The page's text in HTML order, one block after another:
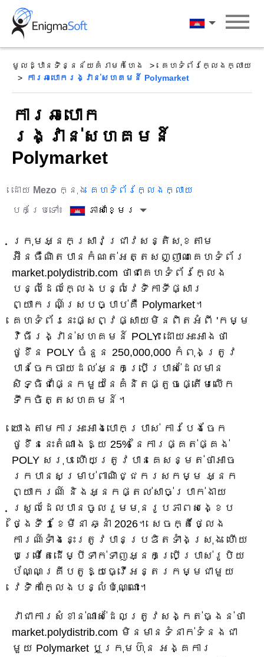
Skip
content
ភាសាខ្មែរ
មូលដ្ឋានទិន្នន័យគំរាមកំហែង
គេហទំព័រក្លែងក្លាយ
ការឆបោករង្វាន់សហគមន៍ Polymarket
ការឆបោក
រង្វាន់សហគមន៍
Polymarket
ដោយ Mezo ក្នុង គេហទំព័រក្លែងក្លាយ
បកប្រែទៅ៖
ភាសាខ្មែរ
ក្រុមអ្នកស្រាវជ្រាវសន្តិសុខតាម
អ៊ីនធឺណិតបានកំណត់អត្តសញ្ញាណគេហទំព័រ
market.polydistrib.com ថាជាគេហទំព័រក្លែង
បន្លំដែលក្លែងបន្លំវេទិកាទីផ្សារ
ព្យាករណ៍ស្របច្បាប់គឺ Polymarket។
គេហទំព័រនេះផ្សព្វផ្សាយមិនពិតអំពី 'កម្ម
វិធីរង្វាន់សហគមន៍ POLY' ដោយអះអាងថា
ថូខឹន POLY ចំនួន 250,000,000 កំពុងត្រូវ
បានចែកចាយដល់អ្នកប្រើប្រាស់ដែលមាន
សិទ្ធិជាផ្នែកមួយនៃគំនិតផ្តួចផ្តើមលើក
ទឹកចិត្តសហគមន៍។
យោងតាមការអះអាងបោកប្រាស់ ការបែងចែក
ថូខឹននេះតំណាងឱ្យ 25% នៃការផ្គត់ផ្គង់
POLY សរុប ហើយត្រូវបានគេសន្មត់ថាអាច
រកបានសម្រាប់ពាណិជ្ជករសកម្ម អ្នក
ព្យាករណ៍ និងអ្នកផ្តល់សាច់ប្រាក់ងាយ
ស្រួលដែលបានចូលរួមមុនរូបភាពសង្ខេប
ថ្ងៃទី 1 ខែមីនា ឆ្នាំ 2026។ សេចក្តីថ្លែង
ការណ៍ទាំងនេះត្រូវបានប្រឌិតទាំងស្រុង ហើយ
បម្រើតែដើម្បីទាក់ទាញអ្នកប្រើប្រាស់រូបិយ
ប័ណ្ណគ្រីបតូឱ្យធ្វើអន្តរកម្មជាមួយ
វេទិកាក្លែងបន្លំប៉ុណ្ណោះ។
វាជាការសំខាន់ណាស់ដែលត្រូវសង្កត់ធ្ងន់ថា
market.polydistrib.com មិនមានទំនាក់ទំនងជា
មួយ Polymarket ឬក្រុមហ៊ុន អង្គការ